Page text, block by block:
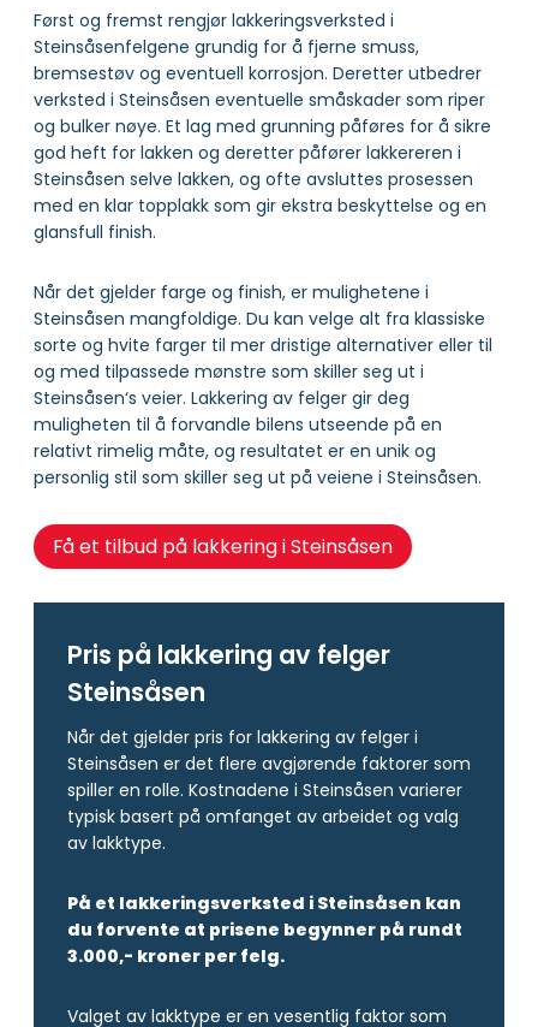
Først og fremst rengjør lakkeringsverksted i
Steinsåsenfelgene grundig for å fjerne smuss,
bremsestøv og eventuell korrosjon. Deretter utbedrer
verksted i Steinsåsen eventuelle småskader som riper
og bulker nøye. Et lag med grunning påføres for å sikre
god heft for lakken og deretter påfører lakkereren i
Steinsåsen selve lakken, og ofte avsluttes prosessen
med en klar topplakk som gir ekstra beskyttelse og en
glansfull finish.
Når det gjelder farge og finish, er mulighetene i
Steinsåsen mangfoldige. Du kan velge alt fra klassiske
sorte og hvite farger til mer dristige alternativer eller til
og med tilpassede mønstre som skiller seg ut i
Steinsåsen‘s veier. Lakkering av felger gir deg
muligheten til å forvandle bilens utseende på en
relativt rimelig måte, og resultatet er en unik og
personlig stil som skiller seg ut på veiene i Steinsåsen.
Få et tilbud på lakkering i Steinsåsen
Pris på lakkering av felger
Steinsåsen
Når det gjelder pris for lakkering av felger i
Steinsåsen er det flere avgjørende faktorer som
spiller en rolle. Kostnadene i Steinsåsen varierer
typisk basert på omfanget av arbeidet og valg
av lakktype.
På et lakkeringsverksted i Steinsåsen kan
du forvente at prisene begynner på rundt
3.000,- kroner per felg.
Valget av lakktype er en vesentlig faktor som